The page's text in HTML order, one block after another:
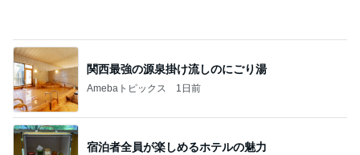
宿泊者全員が楽しめるホテルの魅力
Amebaトピックス 1日前
修学旅行でも行く機会がなかった広島